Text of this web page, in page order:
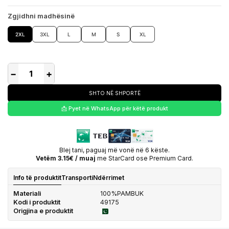
Zgjidhni madhësinë
2XL 3XL L M S XL
− +
SHTO NË SHPORTË
📩 Pyet në WhatsApp për këtë produkt
Blej tani, paguaj më vonë në 6 këste.
Vetëm 3.15€ / muaj me StarCard ose Premium Card.
Info të produktitTransportiNdërrimet
Materiali
100%PAMBUK
Kodi i produktit
49175
Origjina e produktit